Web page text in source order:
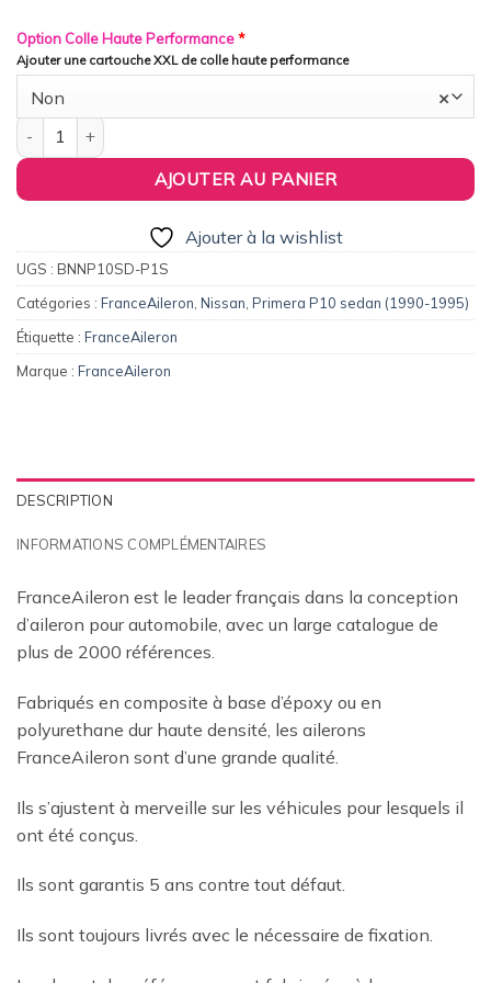
Option Colle Haute Performance*
Ajouter une cartouche XXL de colle haute performance
×
Non
quantité de FranceAileron - Becquet / Aileron Origine Replica
AJOUTER AU PANIER
Ajouter à la wishlist
UGS : BNNP10SD-P1S
Catégories : FranceAileron Nissan Primera P10 sedan (1990-1995)
Étiquette : FranceAileron
Marque : FranceAileron
DESCRIPTION
INFORMATIONS COMPLÉMENTAIRES
FranceAileron est le leader français dans la conception
d’aileron pour automobile, avec un large catalogue de
plus de 2000 références.
Fabriqués en composite à base d’époxy ou en
polyurethane dur haute densité, les ailerons
FranceAileron sont d’une grande qualité.
Ils s’ajustent à merveille sur les véhicules pour lesquels il
ont été conçus.
Ils sont garantis 5 ans contre tout défaut.
Ils sont toujours livrés avec le nécessaire de fixation.